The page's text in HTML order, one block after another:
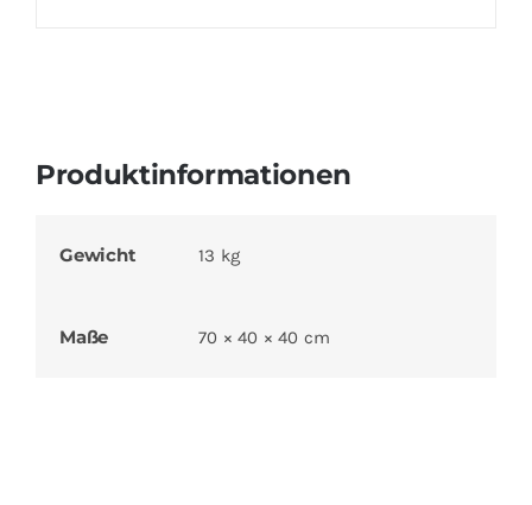
Produktinformationen
Gewicht 13 kg
Maße 70 × 40 × 40 cm